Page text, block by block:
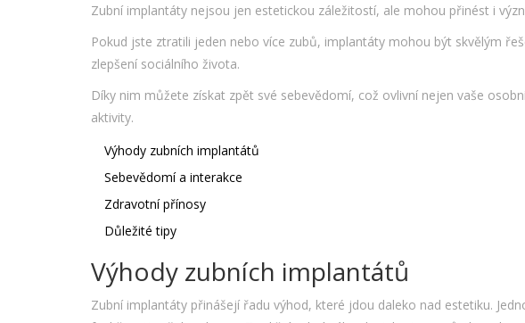
Zubní implantáty nejsou jen estetickou záležitostí, ale mohou přinést i
Pokud jste ztratili jeden nebo více zubů, implantáty mohou být skvělým
zlepšení sociálního života.
Díky nim můžete získat zpět své sebevědomí, což ovlivní nejen vaše
aktivity.
Výhody zubních implantátů
Sebevědomí a interakce
Zdravotní přínosy
Důležité tipy
Výhody zubních implantátů
Zubní implantáty přinášejí řadu výhod, které jdou daleko nad estetiku.